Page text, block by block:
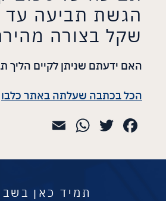
שקל בצורה
האם ידעתם שניתן לקיים הליך
הכל בכתבה שעלתה באתר כלבו
Facebook
Twitter
תמיד כאן